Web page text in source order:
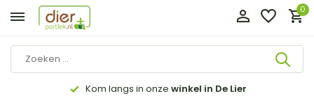
0
Kom langs in onze winkel in De Lier